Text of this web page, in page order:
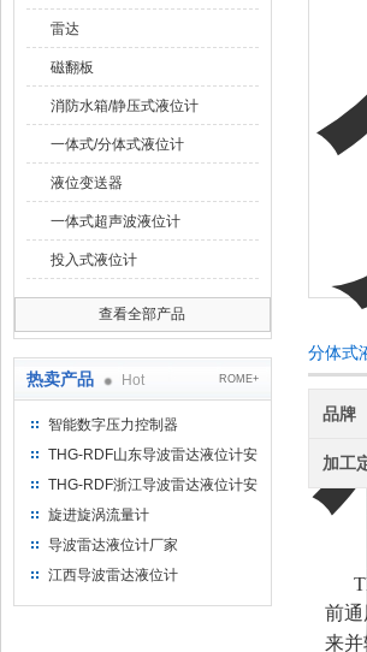
雷达
磁翻板
消防水箱/静压式液位计
一体式/分体式液位计
液位变送器
一体式超声波液位计
投入式液位计
查看全部产品
热卖产品 Hot ROME+
智能数字压力控制器
THG-RDF山东导波雷达液位计安
装方法
THG-RDF浙江导波雷达液位计安
装方法
旋进旋涡流量计
导波雷达液位计厂家
江西导波雷达液位计
分体式
品牌
加工
前
来